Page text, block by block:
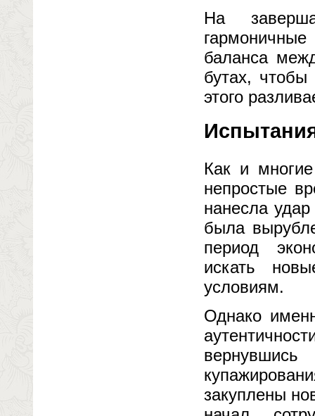
На
баланса
бутах,
этого
Как и
непростые
нанесла
была
период
искать
условиям.
Однако
закуплены